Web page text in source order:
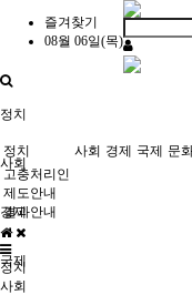
즐겨찾기
08월 06일(목)
정치
사회
경제
국제
정치 사회 경제 국제 문
고충처리인
제도안내
결과안내
정치
사회